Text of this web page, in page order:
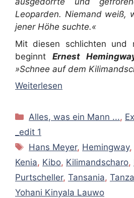
Leoparden. Niemand weiß,
jener Höhe suchte.«
Mit diesen schlichten und
beginnt Ernest
»Schnee auf dem
Weiterlesen
Kategorien
Alles, was ein Mann ...,
_edit 1
Schlagwörter
Hans Meyer, Hemingway,
Kenia, Kibo, Kilimandscharo,
Purtscheller, Tansania,
Yohani Kinyala Lauwo